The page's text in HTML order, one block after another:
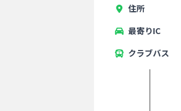
住所
最寄りIC
クラブバス